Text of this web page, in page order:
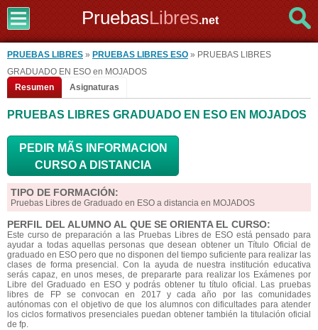
PruebasLibres.net
PRUEBAS LIBRES » PRUEBAS LIBRES ESO » PRUEBAS LIBRES
GRADUADO EN ESO en MOJADOS
Resumen
Asignaturas
PRUEBAS LIBRES GRADUADO EN ESO EN MOJADOS
PEDIR MÃS INFORMACION
CURSO A DISTANCIA
TIPO DE FORMACIÓN:
Pruebas Libres de Graduado en ESO a distancia en MOJADOS
PERFIL DEL ALUMNO AL QUE SE ORIENTA EL CURSO:
Este curso de preparación a las Pruebas Libres de ESO está pensado para
ayudar a todas aquellas personas que desean obtener un Título Oficial de
graduado en ESO pero que no disponen del tiempo suficiente para realizar las
clases de forma presencial. Con la ayuda de nuestra institución educativa
serás capaz, en unos meses, de prepararte para realizar los Exámenes por
Libre del Graduado en ESO y podrás obtener tu título oficial. Las pruebas
libres de FP se convocan en 2017 y cada año por las comunidades
autónomas con el objetivo de que los alumnos con dificultades para atender
los ciclos formativos presenciales puedan obtener también la titulación oficial
de fp.